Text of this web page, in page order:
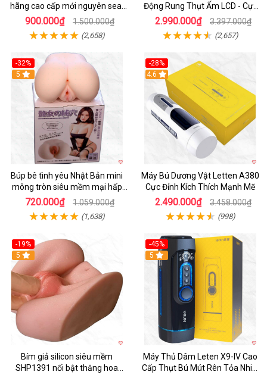
hãng cao cấp mới nguyên seal
giá tốt
900.000₫ 1.500.000₫
(2,658)
Động Rung Thụt Ấm LCD - Cực
Phê
2.990.000₫ 3.397.000₫
(2,657)
-32%
Hot
5
Búp bê tình yêu Nhật Bản mini
mông tròn siêu mềm mại hấp
dẫn
720.000₫ 1.059.000₫
(1,638)
-28%
Hot
4.6
Máy Bú Dương Vật Letten A380
Cực Đỉnh Kích Thích Mạnh Mẽ
2.490.000₫ 3.458.000₫
(998)
-19%
Hot
5
Bím giả silicon siêu mềm
SHP1391 nổi bật thăng hoa
-45%
Hot
5
Máy Thủ Dâm Leten X9-IV Cao
Cấp Thụt Bú Mút Rên Tỏa Nhiệt